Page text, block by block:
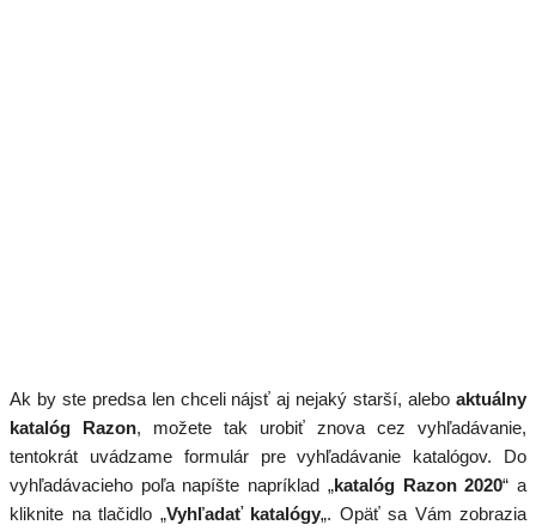
Ak by ste predsa len chceli nájsť aj nejaký starší, alebo aktuálny
katalóg Razon, možete tak urobiť znova cez vyhľadávanie,
tentokrát uvádzame formulár pre vyhľadávanie katalógov. Do
vyhľadávacieho poľa napíšte napríklad „katalóg Razon 2020“ a
kliknite na tlačidlo „Vyhľadať katalógy„. Opäť sa Vám zobrazia